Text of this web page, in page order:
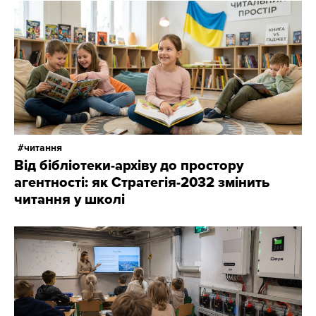
читання
Від бібліотеки-архіву до простору
агентності: як Стратегія-2032 змінить
читання у школі